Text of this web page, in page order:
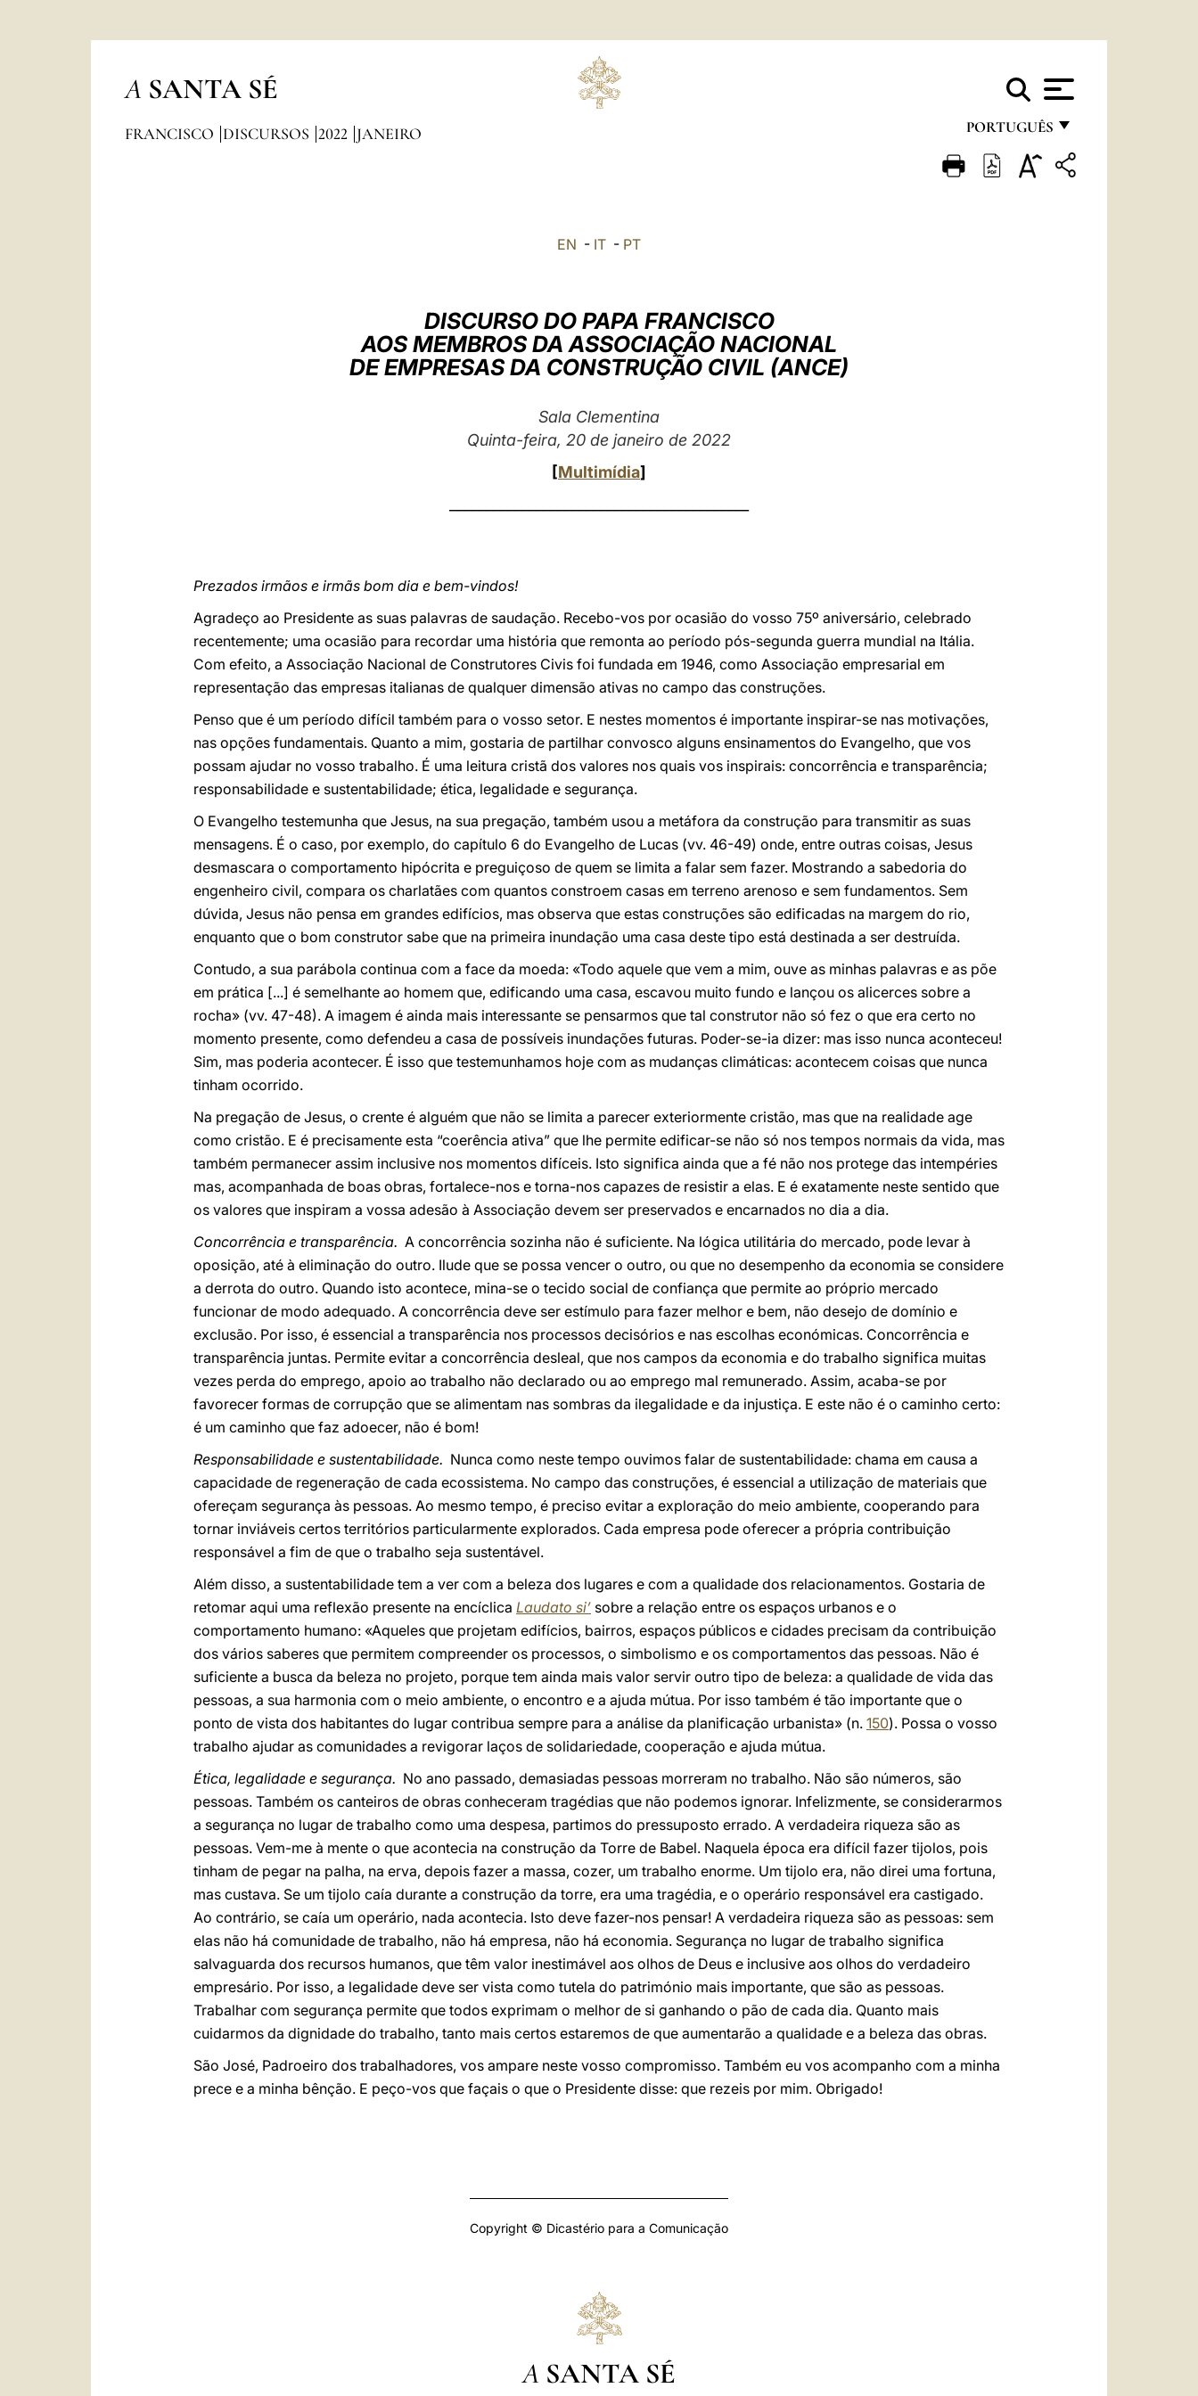
A SANTA SÉ
PORTUGUÊS
FRANÇAIS
FRANCISCO DISCURSOS 2022 JANEIRO
EN - IT - PT
DISCURSO DO PAPA FRANCISCO
AOS MEMBROS DA ASSOCIAÇÃO NACIONAL
DE EMPRESAS DA CONSTRUÇÃO CIVIL (ANCE)
Sala Clementina
Quinta-feira, 20 de janeiro de 2022
[Multimídia]
Prezados irmãos e irmãs bom dia e bem-vindos!
Agradeço ao Presidente as suas palavras de saudação. Recebo-vos por ocasião do vosso 75º aniversário, celebrado
recentemente; uma ocasião para recordar uma história que remonta ao período pós-segunda guerra mundial na Itália.
Com efeito, a Associação Nacional de Construtores Civis foi fundada em 1946, como Associação empresarial em
representação das empresas italianas de qualquer dimensão ativas no campo das construções.
Penso que é um período difícil também para o vosso setor. E nestes momentos é importante inspirar-se nas motivações,
nas opções fundamentais. Quanto a mim, gostaria de partilhar convosco alguns ensinamentos do Evangelho, que vos
possam ajudar no vosso trabalho. É uma leitura cristã dos valores nos quais vos inspirais: concorrência e transparência;
responsabilidade e sustentabilidade; ética, legalidade e segurança.
O Evangelho testemunha que Jesus, na sua pregação, também usou a metáfora da construção para transmitir as suas
mensagens. É o caso, por exemplo, do capítulo 6 do Evangelho de Lucas (vv. 46-49) onde, entre outras coisas, Jesus
desmascara o comportamento hipócrita e preguiçoso de quem se limita a falar sem fazer. Mostrando a sabedoria do
engenheiro civil, compara os charlatães com quantos constroem casas em terreno arenoso e sem fundamentos. Sem
dúvida, Jesus não pensa em grandes edifícios, mas observa que estas construções são edificadas na margem do rio,
enquanto que o bom construtor sabe que na primeira inundação uma casa deste tipo está destinada a ser destruída.
Contudo, a sua parábola continua com a face da moeda: «Todo aquele que vem a mim, ouve as minhas palavras e as põe
em prática [...] é semelhante ao homem que, edificando uma casa, escavou muito fundo e lançou os alicerces sobre a
rocha» (vv. 47-48). A imagem é ainda mais interessante se pensarmos que tal construtor não só fez o que era certo no
momento presente, como defendeu a casa de possíveis inundações futuras. Poder-se-ia dizer: mas isso nunca aconteceu!
Sim, mas poderia acontecer. É isso que testemunhamos hoje com as mudanças climáticas: acontecem coisas que nunca
tinham ocorrido.
Na pregação de Jesus, o crente é alguém que não se limita a parecer exteriormente cristão, mas que na realidade age
como cristão. E é precisamente esta “coerência ativa” que lhe permite edificar-se não só nos tempos normais da vida, mas
também permanecer assim inclusive nos momentos difíceis. Isto significa ainda que a fé não nos protege das intempéries
mas, acompanhada de boas obras, fortalece-nos e torna-nos capazes de resistir a elas. E é exatamente neste sentido que
os valores que inspiram a vossa adesão à Associação devem ser preservados e encarnados no dia a dia.
Concorrência e transparência. A concorrência sozinha não é suficiente. Na lógica utilitária do mercado, pode levar à
oposição, até à eliminação do outro. Ilude que se possa vencer o outro, ou que no desempenho da economia se considere
a derrota do outro. Quando isto acontece, mina-se o tecido social de confiança que permite ao próprio mercado
funcionar de modo adequado. A concorrência deve ser estímulo para fazer melhor e bem, não desejo de domínio e
exclusão. Por isso, é essencial a transparência nos processos decisórios e nas escolhas económicas. Concorrência e
transparência juntas. Permite evitar a concorrência desleal, que nos campos da economia e do trabalho significa muitas
vezes perda do emprego, apoio ao trabalho não declarado ou ao emprego mal remunerado. Assim, acaba-se por
favorecer formas de corrupção que se alimentam nas sombras da ilegalidade e da injustiça. E este não é o caminho certo:
é um caminho que faz adoecer, não é bom!
Responsabilidade e sustentabilidade. Nunca como neste tempo ouvimos falar de sustentabilidade: chama em causa a
capacidade de regeneração de cada ecossistema. No campo das construções, é essencial a utilização de materiais que
ofereçam segurança às pessoas. Ao mesmo tempo, é preciso evitar a exploração do meio ambiente, cooperando para
tornar inviáveis certos territórios particularmente explorados. Cada empresa pode oferecer a própria contribuição
responsável a fim de que o trabalho seja sustentável.
Além disso, a sustentabilidade tem a ver com a beleza dos lugares e com a qualidade dos relacionamentos. Gostaria de
retomar aqui uma reflexão presente na encíclica Laudato si’ sobre a relação entre os espaços urbanos e o
comportamento humano: «Aqueles que projetam edifícios, bairros, espaços públicos e cidades precisam da contribuição
dos vários saberes que permitem compreender os processos, o simbolismo e os comportamentos das pessoas. Não é
suficiente a busca da beleza no projeto, porque tem ainda mais valor servir outro tipo de beleza: a qualidade de vida das
pessoas, a sua harmonia com o meio ambiente, o encontro e a ajuda mútua. Por isso também é tão importante que o
ponto de vista dos habitantes do lugar contribua sempre para a análise da planificação urbanista» (n. 150). Possa o vosso
trabalho ajudar as comunidades a revigorar laços de solidariedade, cooperação e ajuda mútua.
Ética, legalidade e segurança. No ano passado, demasiadas pessoas morreram no trabalho. Não são números, são
pessoas. Também os canteiros de obras conheceram tragédias que não podemos ignorar. Infelizmente, se considerarmos
a segurança no lugar de trabalho como uma despesa, partimos do pressuposto errado. A verdadeira riqueza são as
pessoas. Vem-me à mente o que acontecia na construção da Torre de Babel. Naquela época era difícil fazer tijolos, pois
tinham de pegar na palha, na erva, depois fazer a massa, cozer, um trabalho enorme. Um tijolo era, não direi uma fortuna,
mas custava. Se um tijolo caía durante a construção da torre, era uma tragédia, e o operário responsável era castigado.
Ao contrário, se caía um operário, nada acontecia. Isto deve fazer-nos pensar! A verdadeira riqueza são as pessoas: sem
elas não há comunidade de trabalho, não há empresa, não há economia. Segurança no lugar de trabalho significa
salvaguarda dos recursos humanos, que têm valor inestimável aos olhos de Deus e inclusive aos olhos do verdadeiro
empresário. Por isso, a legalidade deve ser vista como tutela do património mais importante, que são as pessoas.
Trabalhar com segurança permite que todos exprimam o melhor de si ganhando o pão de cada dia. Quanto mais
cuidarmos da dignidade do trabalho, tanto mais certos estaremos de que aumentarão a qualidade e a beleza das obras.
São José, Padroeiro dos trabalhadores, vos ampare neste vosso compromisso. Também eu vos acompanho com a minha
prece e a minha bênção. E peço-vos que façais o que o Presidente disse: que rezeis por mim. Obrigado!
Copyright © Dicastério para a Comunicação
A SANTA SÉ